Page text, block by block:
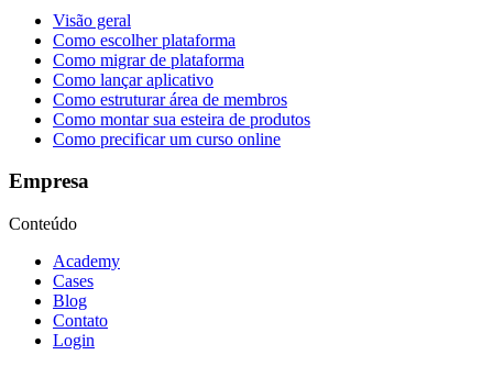
Visão geral
Como escolher plataforma
Como migrar de plataforma
Como lançar aplicativo
Como estruturar área de membros
Como montar sua esteira de produtos
Como precificar um curso online
Empresa
Conteúdo
Academy
Cases
Blog
Contato
Login